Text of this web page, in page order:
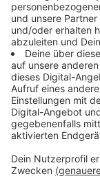
weitere
sind, aus
gewechselt.
aus
Kreisen und
Vitusstadt, so
personellen